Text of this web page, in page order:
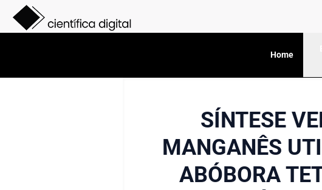
Home
SÍNTESE
MANGANÊS
ABÓBORA